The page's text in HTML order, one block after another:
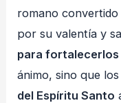
romano
por su valentía y
para fortalecerlos
ánimo, sino que los
del Espíritu Santo